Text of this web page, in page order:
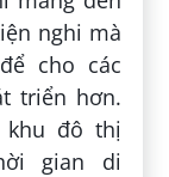
nghi mà
cho các
triển hơn.
khu đô thị
gian di